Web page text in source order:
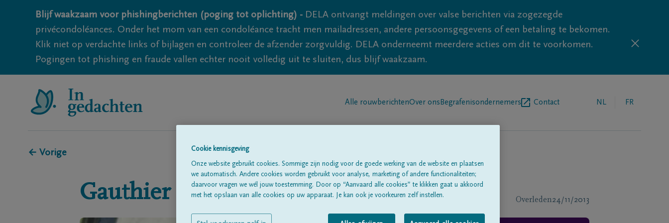
Blijf waakzaam voor phishingberichten (poging tot oplichting) - DELA ontvangt meldingen over valse berichten via zogezegde
privécondoléances. Onder het mom van een condoléance tracht men mailadressen, andere persoonsgegevens of een betaling te bekomen.
Klik niet op verdachte links of bijlagen en controleer de afzender zorgvuldig. DELA onderneemt meerdere acties om dit te voorkomen.
Pogingen tot phishing en fraude vallen echter nooit volledig uit te sluiten, dus blijf waakzaam.
Alle rouwberichtenOver ons Begrafenisondernemers Contact NL FR
← Vorige
Gauthier de LAMOTTE Overleden24/11/2013
Cookie kennisgeving
Onze website gebruikt cookies. Sommige zijn nodig voor de goede werking van de website en plaatsen
we automatisch. Andere cookies worden gebruikt voor analyse, marketing of andere functionaliteiten;
daarvoor vragen we wél jouw toestemming. Door op “Aanvaard alle cookies” te klikken gaat u akkoord
met het opslaan van alle cookies op uw apparaat. Je kan ook je voorkeuren zelf instellen.